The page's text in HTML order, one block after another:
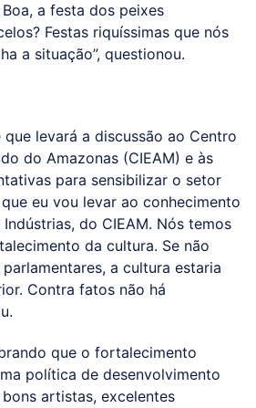
a festa dos peixes
Festas riquíssimas que nós
a situação”, questionou.
que levará a discussão ao Centro
do Amazonas (CIEAM) e às
para sensibilizar o setor
eu vou levar ao conhecimento
do CIEAM. Nós temos
da cultura. Se não
a cultura estaria
Contra fatos não há
que o fortalecimento
política de desenvolvimento
artistas, excelentes